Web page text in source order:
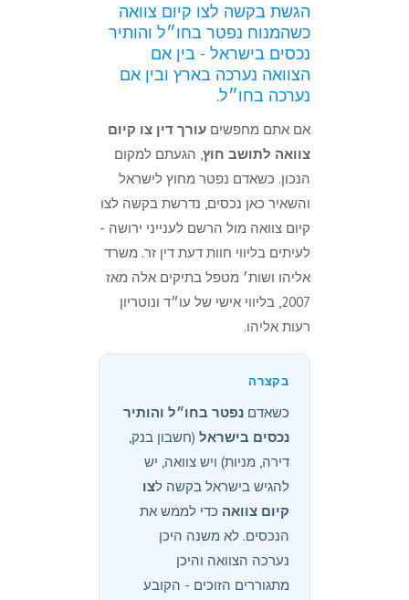
הגשת בקשה לצו קיום צוואה
כשהמנוח נפטר בחו״ל והותיר
נכסים בישראל - בין אם
הצוואה נערכה בארץ ובין אם
נערכה בחו״ל.
אם אתם מחפשים עורך דין צו קיום
צוואה לתושב חוץ, הגעתם למקום
הנכון. כשאדם נפטר מחוץ לישראל
והשאיר כאן נכסים, נדרשת בקשה לצו
קיום צוואה מול הרשם לענייני ירושה -
לעיתים בליווי חוות דעת דין זר. משרד
אליהו ושות׳ מטפל בתיקים אלה מאז
2007, בליווי אישי של עו״ד ונוטריון
רעות אליהו.
בקצרה
כשאדם נפטר בחו״ל והותיר
נכסים בישראל (חשבון בנק,
דירה, מניות) ויש צוואה, יש
להגיש בישראל בקשה לצו
קיום צוואה כדי לממש את
הנכסים. לא משנה היכן
נערכה הצוואה והיכן
מתגוררים הזוכים - הקובע